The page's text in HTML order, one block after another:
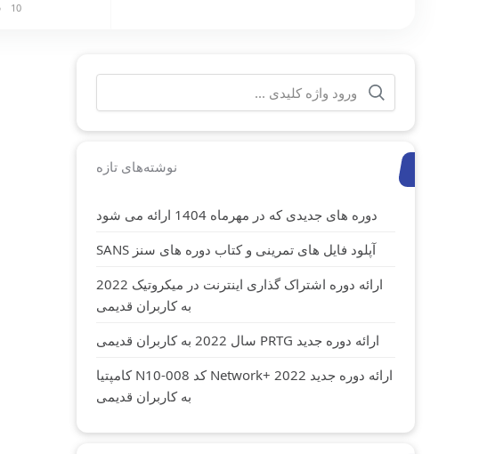
10 فروردین 1395
جستجو
برای:
نوشته‌های تازه
دوره های جدیدی که در مهرماه 1404 ارائه می شود
آپلود فایل های تمرینی و کتاب دوره های سنز SANS
ارائه دوره اشتراک گذاری اینترنت در میکروتیک 2022
به کاربران قدیمی
ارائه دوره جدید PRTG سال 2022 به کاربران قدیمی
ارائه دوره جدید Network+ 2022 کد N10-008 کامپتیا
به کاربران قدیمی